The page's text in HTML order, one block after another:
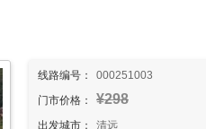
线路编号：
000251003
门市价格：
¥298
出发城市：
清远